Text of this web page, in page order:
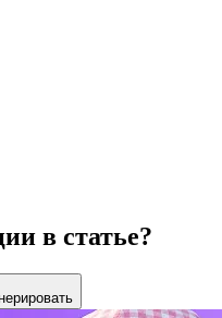
в статье?